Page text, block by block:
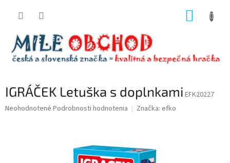
IGRÁČEK Letuška s doplnkami EFK20227
Priemerné
Neohodnotené Podrobnosti hodnotenia Značka: efko